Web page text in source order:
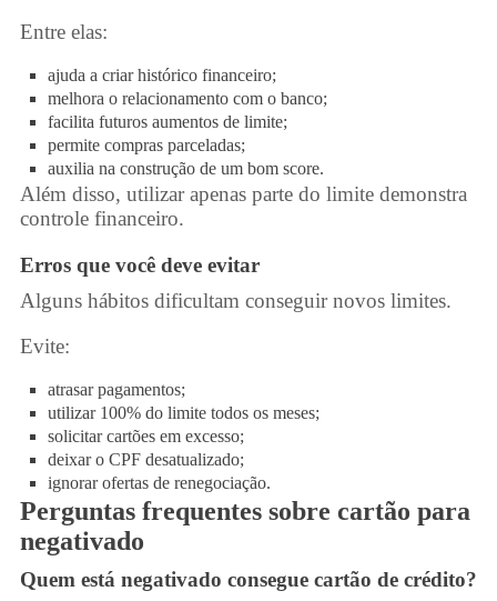
Entre elas:
ajuda a criar histórico financeiro;
melhora o relacionamento com o banco;
facilita futuros aumentos de limite;
permite compras parceladas;
auxilia na construção de um bom score.
Além disso, utilizar apenas parte do limite demonstra
controle financeiro.
Erros que você deve evitar
Alguns hábitos dificultam conseguir novos limites.
Evite:
atrasar pagamentos;
utilizar 100% do limite todos os meses;
solicitar cartões em excesso;
deixar o CPF desatualizado;
ignorar ofertas de renegociação.
Perguntas frequentes sobre cartão para
negativado
Quem está negativado consegue cartão de crédito?